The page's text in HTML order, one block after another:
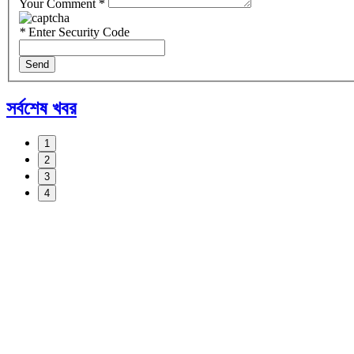
Your Comment *
* Enter Security Code
Send
সর্বশেষ খবর
1
2
3
4